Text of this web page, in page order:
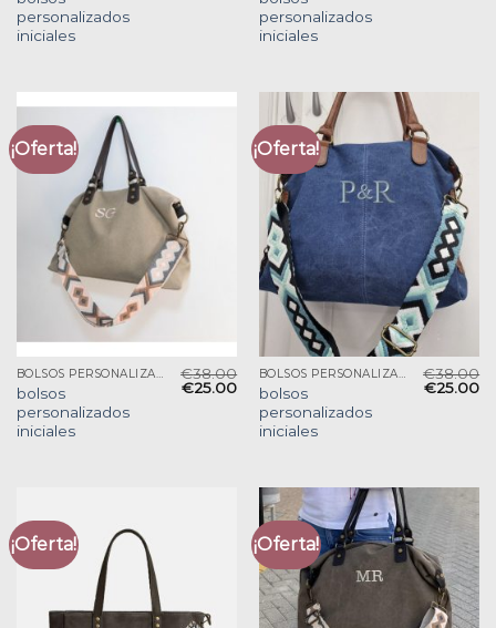
personalizados
iniciales
personalizados
iniciales
¡Oferta!
BOLSOS PERSONALIZADOS INICIALES
bolsos
personalizados
iniciales
€38.00
€25.00
¡Oferta!
BOLSOS PERSONALIZADOS INICIALES
bolsos
personalizados
iniciales
€38.00
€25.00
¡Oferta! ¡Oferta!